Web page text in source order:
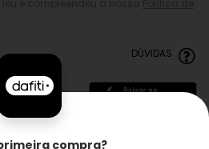
DÚVIDAS
compra?